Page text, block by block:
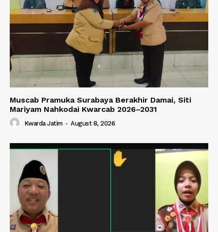
Muscab Pramuka Surabaya Berakhir Damai, Siti
Mariyam Nahkodai Kwarcab 2026–2031
Kwarda Jatim - August 8, 2026